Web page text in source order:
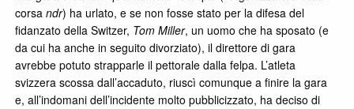
corsandr) ha urlato, e se non fosse stato per la difesa del
fidanzato della Switzer, Tom Miller, un uomo che ha sposato (e
da cui ha anche in seguito divorziato), il direttore di gara
avrebbe potuto strapparle il pettorale dalla felpa. L’atleta
svizzera scossa dall’accaduto, riuscì comunque a finire la gara
e, all’indomani dell’incidente molto pubblicizzato, ha deciso di